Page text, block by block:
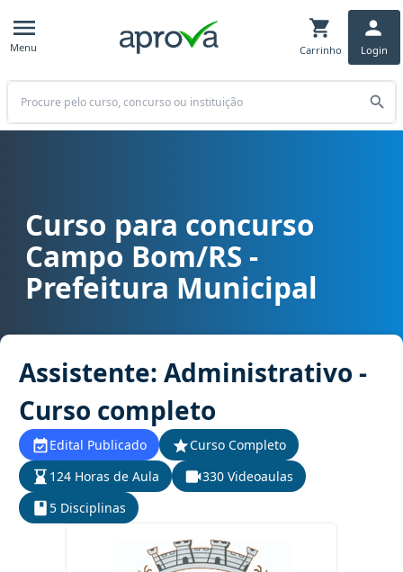
Menu Carrinho Login
Buscar
Curso para concurso Campo Bom/RS - Prefeitura Municipal
Curso para concurso
Campo Bom/RS -
Prefeitura Municipal
Assistente: Administrativo -
Curso completo
Edital Publicado
Curso Completo
124 Horas de Aula
330 Videoaulas
5 Disciplinas